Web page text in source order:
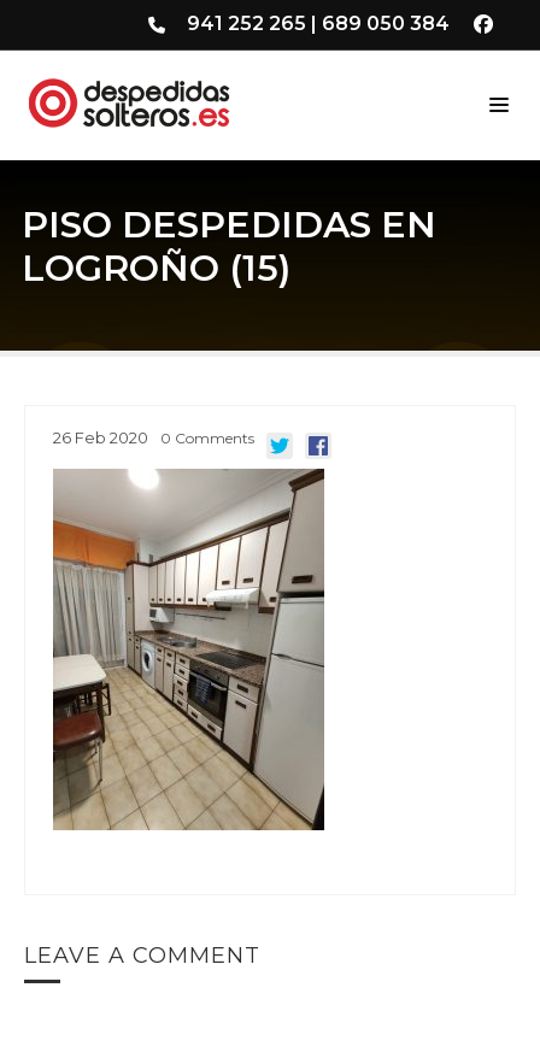
941 252 265 | 689 050 384
PISO DESPEDIDAS EN
LOGROÑO (15)
26 Feb 2020 0 Comments
LEAVE A COMMENT